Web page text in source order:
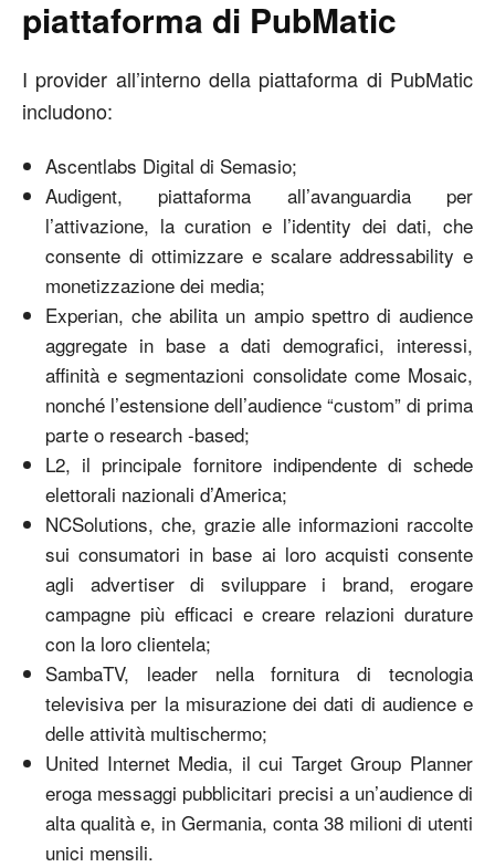
piattaforma di PubMatic
I provider all’interno della piattaforma di PubMatic
includono:
Ascentlabs Digital di Semasio;
Audigent, piattaforma all’avanguardia per
l’attivazione, la curation e l’identity dei dati, che
consente di ottimizzare e scalare addressability e
monetizzazione dei media;
Experian, che abilita un ampio spettro di audience
aggregate in base a dati demografici, interessi,
affinità e segmentazioni consolidate come Mosaic,
nonché l’estensione dell’audience “custom” di prima
parte o research -based;
L2, il principale fornitore indipendente di schede
elettorali nazionali d’America;
NCSolutions, che, grazie alle informazioni raccolte
sui consumatori in base ai loro acquisti consente
agli advertiser di sviluppare i brand, erogare
campagne più efficaci e creare relazioni durature
con la loro clientela;
SambaTV, leader nella fornitura di tecnologia
televisiva per la misurazione dei dati di audience e
delle attività multischermo;
United Internet Media, il cui Target Group Planner
eroga messaggi pubblicitari precisi a un’audience di
alta qualità e, in Germania, conta 38 milioni di utenti
unici mensili.